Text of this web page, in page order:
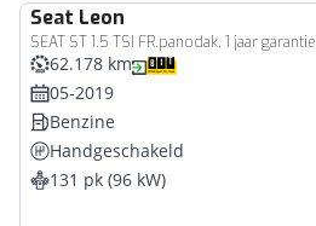
Seat Leon
SEAT ST 1.5 TSI FR,panodak, 1 jaar garantie
62.178 km
05-2019
Benzine
Handgeschakeld
131 pk (96 kW)